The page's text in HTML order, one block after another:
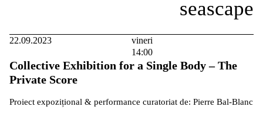
22.09.2023
vineri
14:00
Collective Exhibition for a Single Body – The
Private Score
Proiect expozițional & performance curatoriat de: Pierre Bal-Blanc